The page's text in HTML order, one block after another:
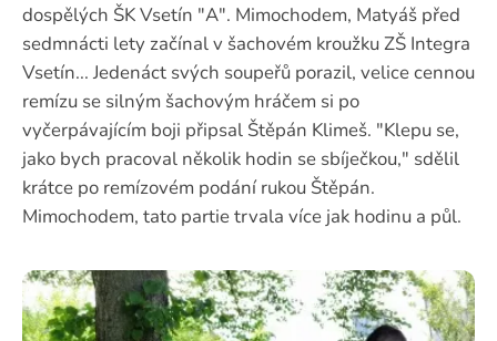
dospělých ŠK Vsetín "A". Mimochodem, Matyáš před
sedmnácti lety začínal v šachovém kroužku ZŠ Integra
Vsetín... Jedenáct svých soupeřů porazil, velice cennou
remízu se silným šachovým hráčem si po
vyčerpávajícím boji připsal Štěpán Klimeš. "Klepu se,
jako bych pracoval několik hodin se sbíječkou," sdělil
krátce po remízovém podání rukou Štěpán.
Mimochodem, tato partie trvala více jak hodinu a půl.